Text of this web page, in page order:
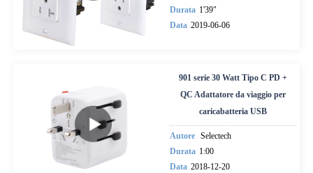
Durata 1'39"
Data 2019-06-06
901 serie 30 Watt Tipo C PD +
QC Adattatore da viaggio per
caricabatteria USB
Autore Selectech
Durata 1:00
Data 2018-12-20